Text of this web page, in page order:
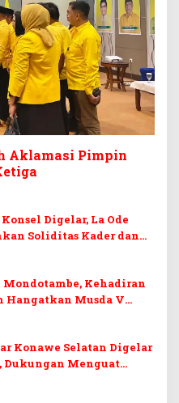
Aklamasi Pimpin
Digelar, La Ode
Soliditas Kader dan
DPRD Konawe Selatan
Mondotambe, Kehadiran
Hangatkan Musda V
Konawe Selatan Digelar
Dukungan Menguat